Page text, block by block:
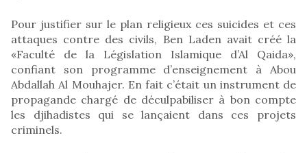
Pour justifier sur le plan religieux ces suicides et ces
attaques contre des civils, Ben Laden avait créé la
«Faculté de la Législation Islamique d’Al Qaida»,
confiant son programme d’enseignement à Abou
Abdallah Al Mouhajer. En fait c’était un instrument de
propagande chargé de déculpabiliser à bon compte
les djihadistes qui se lançaient dans ces projets
criminels.